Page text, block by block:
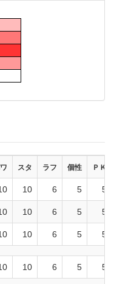
スタ ラフ 個性 ＰＫ
10 6 5 5
10 6 5 5
10 6 5 5
10 6 5 5